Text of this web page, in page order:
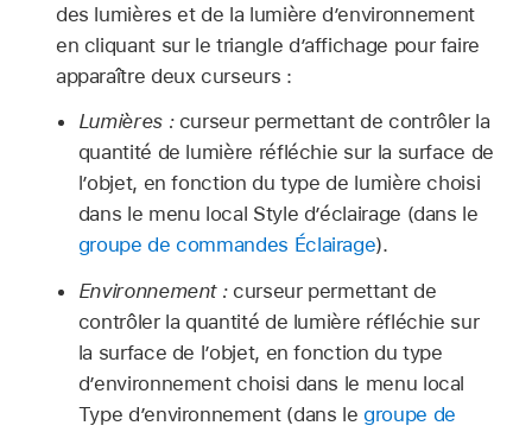
des lumières et de la lumière d’environnement
en cliquant sur le triangle d’affichage pour faire
apparaître deux curseurs :
Lumières :curseur permettant de contrôler la
quantité de lumière réfléchie sur la surface de
l’objet, en fonction du type de lumière choisi
dans le menu local Style d’éclairage (dans le
groupe de commandes Éclairage).
Environnement :curseur permettant de
contrôler la quantité de lumière réfléchie sur
la surface de l’objet, en fonction du type
d’environnement choisi dans le menu local
Type d’environnement (dans legroupe de